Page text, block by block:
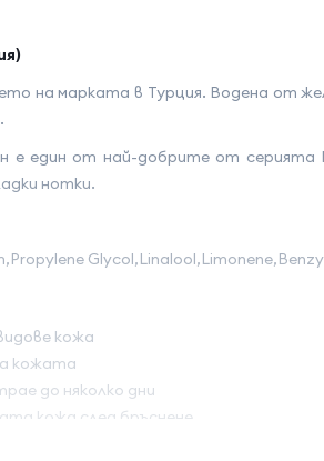
на марката в Турция. Водена от
е един от най-добрите от серията
нотки.
кожа
кожата
до няколко дни
кожа след бръснене